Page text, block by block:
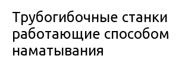
Трубогибочные станки
работающие способом
наматывания